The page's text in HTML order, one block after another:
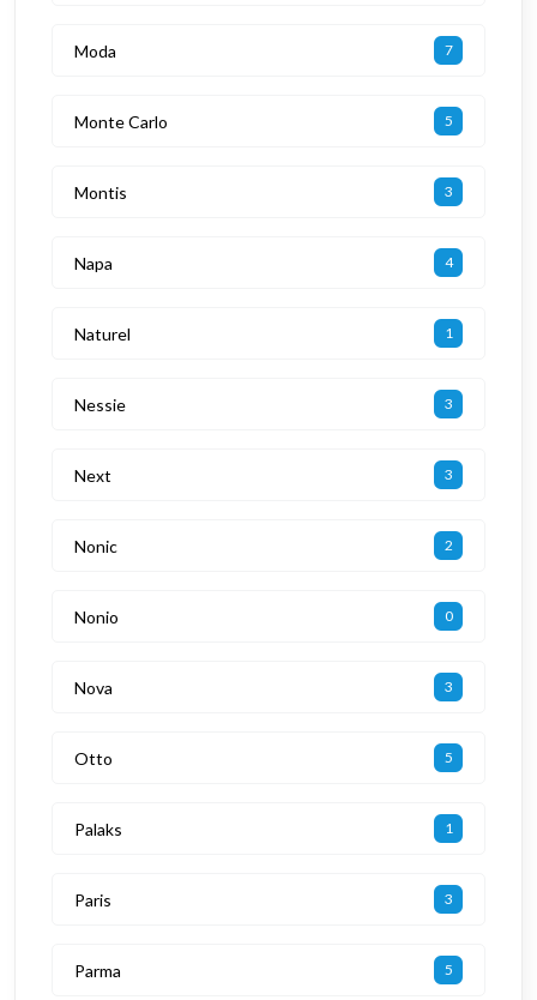
Moda 7
Monte Carlo 5
Montis 3
Napa 4
Naturel 1
Nessie 3
Next 3
Nonic 2
Nonio 0
Nova 3
Otto 5
Palaks 1
Paris 3
Parma 5